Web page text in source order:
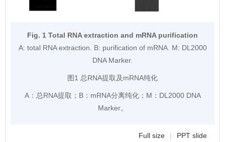
Fig. 1 Total RNA extraction and mRNA purification
A: total RNA extraction. B: purification of mRNA. M: DL2000
DNA Marker.
图1 总RNA提取及mRNA纯化
A：总RNA提取；B：mRNA分离纯化；M：DL2000 DNA
Marker。
Full size | PPT slide